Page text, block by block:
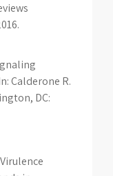
Calderone R.
DC:
Virulence